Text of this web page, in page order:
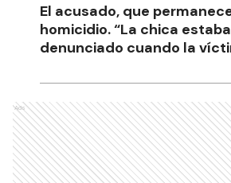
El acusado, que
homicidio. “La chica
denunciado cuando la
Ads